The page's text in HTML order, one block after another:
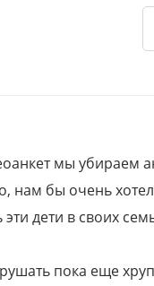
мы убираем
нам бы очень
дети в своих
пока еще